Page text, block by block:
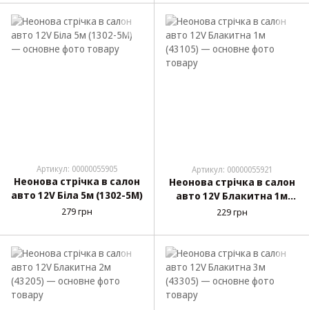
Артикул: 00000055905
Неонова стрічка в салон
авто 12V Біла 5м (1302-5M)
279 грн
Артикул: 00000055921
Неонова стрічка в салон
авто 12V Блакитна 1м
(43105)
229 грн